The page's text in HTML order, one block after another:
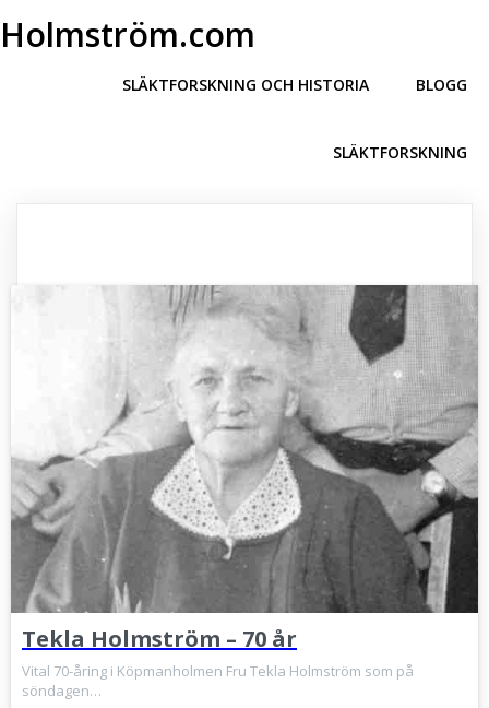
Holmström.com
SLÄKTFORSKNING OCH HISTORIA BLOGG
SLÄKTFORSKNING
Tekla Holmström – 70 år
Vital 70-åring i Köpmanholmen Fru Tekla Holmström som på
söndagen…